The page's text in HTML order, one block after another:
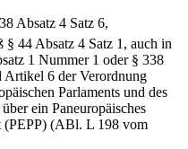
Absatz 4 Satz 6,
§ 44 Absatz 4 Satz 1, auch in
1 Nummer 1 oder § 338
Artikel 6 der Verordnung
Parlaments und des
ein Paneuropäisches
(PEPP) (ABl. L 198 vom